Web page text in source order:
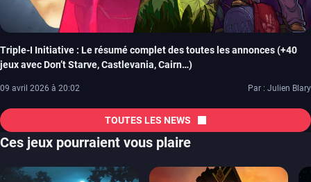
Triple-I Initiative : Le résumé complet des toutes les annonces (+40
jeux avec Don’t Starve, Castlevania, Cairn…)
09 avril 2026 à 20:02 Par : Julien Blary
TOUTES LES NEWS
Ces jeux pourraient vous plaire